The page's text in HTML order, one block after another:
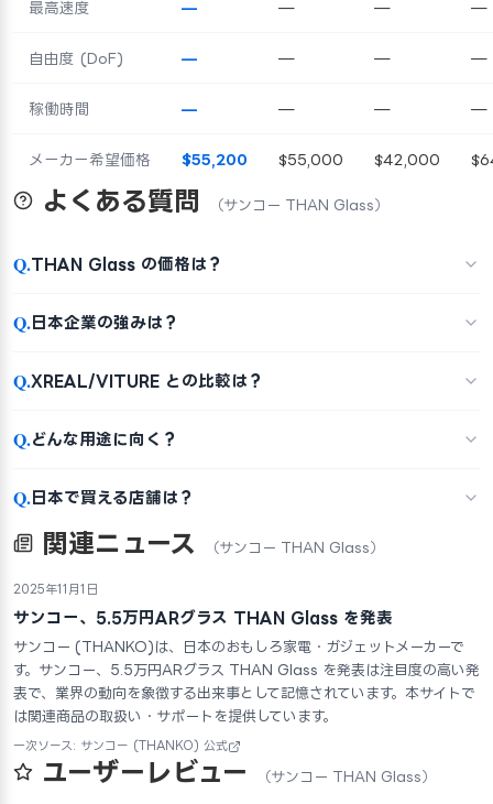
最高速度 — — — —
自由度 (DoF) — — — —
稼働時間 — — — —
メーカー希望価格 $55,200 $55,000 $42,000
よくある質問 （サンコー THAN Glass）
Q.THAN Glass の価格は？
Q.日本企業の強みは？
Q.XREAL/VITURE との比較は？
Q.どんな用途に向く？
Q.日本で買える店舗は？
関連ニュース （サンコー THAN Glass）
2025年11月1日
サンコー、5.5万円ARグラス THAN Glass を発表
サンコー (THANKO)は、日本のおもしろ家電・ガジェットメーカーで
す。サンコー、5.5万円ARグラス THAN Glass を発表は注目度の高い発
表で、業界の動向を象徴する出来事として記憶されています。本サイトで
は関連商品の取扱い・サポートを提供しています。
一次ソース: サンコー (THANKO) 公式
ユーザーレビュー （サンコー THAN Glass）